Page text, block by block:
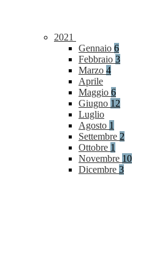
2021
Gennaio 6
Febbraio 3
Marzo 4
Aprile
Maggio 6
Giugno 12
Luglio
Agosto 1
Settembre 2
Ottobre 1
Novembre 10
Dicembre 3